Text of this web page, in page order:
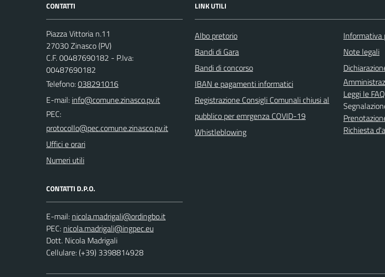
CONTATTI
Piazza Vittoria n.11
27030 Zinasco (PV)
C.F. 00487690182 - P.Iva:
00487690182
Telefono:038291016
E-mail:
PEC:
Uffici e orari
Numeri utili
CONTATTI D.P.O.
E-mail:
PEC:
Dott. Nicola Madrigali
Cellulare: (+39) 3398814928
LINK UTILI
Albo pretorio
Bandi di Gara
Bandi di concorso
IBAN e pagamenti informatici
Registrazione Consigli Comunali chiusi al
pubblico per emrgenza COVID-19
Whistleblowing
Informativa
Note legali
Leggi le FAQ
Richiesta